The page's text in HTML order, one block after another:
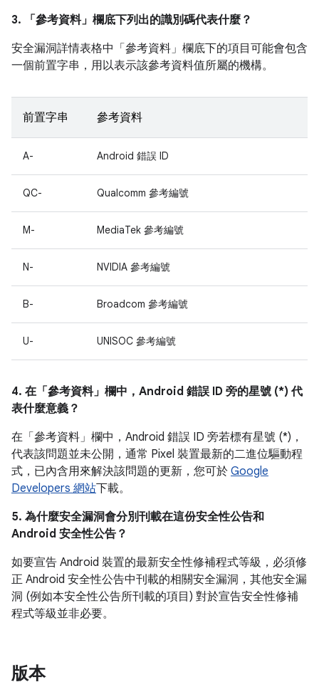
3. 「參考資料」 欄底下列出的識別碼代表什麼？
安全漏洞詳情表格中「參考資料」 欄底下的項目可能會包含
一個前置字串，用以表示該參考資料值所屬的機構。
前置字串 參考資料
A- Android 錯誤 ID
QC- Qualcomm 參考編號
M- MediaTek 參考編號
N- NVIDIA 參考編號
B- Broadcom 參考編號
U- UNISOC 參考編號
4. 在「參考資料」 欄中，Android 錯誤 ID 旁的星號 (*) 代
表什麼意義？
在「參考資料」 欄中，Android 錯誤 ID 旁若標有星號 (*)，
代表該問題並未公開，通常 Pixel 裝置最新的二進位驅動程
式，已內含用來解決該問題的更新，您可於 Google
Developers 網站下載。
5. 為什麼安全漏洞會分別刊載在這份安全性公告和
Android 安全性公告？
如要宣告 Android 裝置的最新安全性修補程式等級，必須修
正 Android 安全性公告中刊載的相關安全漏洞，其他安全漏
洞 (例如本安全性公告所刊載的項目) 對於宣告安全性修補
程式等級並非必要。
版本